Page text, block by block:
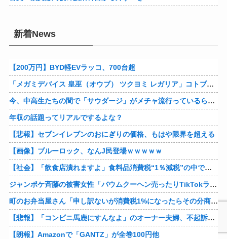
新着News
【200万円】BYD軽EVラッコ、700台超
「メガミデバイス 皇巫（オウブ） ツクヨミ レガリア」コトブキヤデビュー…
今、中高生たちの間で「サウダージ」がメチャ流行っているらしい
年収の話題ってリアルでするよな？
【悲報】セブンイレブンのおにぎりの価格、もはや限界を超える
【画像】ブルーロック、なんJ民登場ｗｗｗｗｗ
【社会】「飲食店潰れますよ」食料品消費税“1％減税”の中で上がる懸念 外食は10％で“9％”差に…一方で対象の弁当店でも悲痛な声「値下げできない…」
ジャンポケ斉藤の被害女性「バウムクーヘン売ったりTikTokライブしててムカついたから示談しなかった」
町のお弁当屋さん「申し訳ないが消費税1%になったらその分商品代を値上げするわ」 「うちも！」
【悲報】「コンビニ馬鹿にすんなよ」のオーナー夫婦、不起訴ｗｗｗｗｗｗｗｗ
【朗報】Amazonで「GANTZ」が全巻100円他